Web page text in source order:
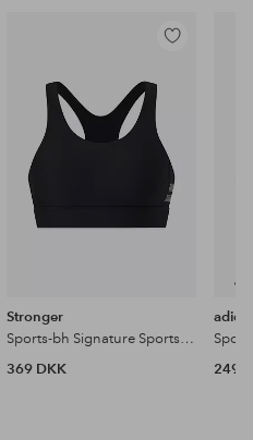
Tilføj
favoritter
Stronger
Sports-bh Signature Sports Bra
369 DKK
249